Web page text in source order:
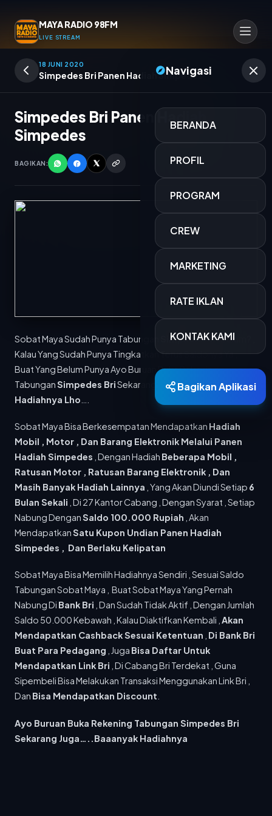
MAYA RADIO 98FM
LIVE STREAM
Navigasi
BERANDA
PROFIL
PROGRAM
CREW
MARKETING
RATE IKLAN
KONTAK KAMI
Bagikan Aplikasi
JOGET MORENA
SANTIKA SARI SUMANTRI
Berita Terkini
15 MAR 2026
Dinas Perhubungan (Dishub) Kota Bandung
menyiapkan 701 personel untuk mengamankan...
15 MAR 2026
Menyambut Idulfitri 1447 Hijriah, PT Dirgantara
15 MAR 2026
dana kompensasi bagi ribuan...
15 MAR 2026
Bandung mencatat...
Tim Dosen dan Mahasiswa Informatika Digitalisasi SMA Medina Bandung melalui Website Profil Sekolah
Dalam upaya mendukung transformasi digital di
sektor pendidikan, tim dari...
18 JUNI 2020
Simpedes Bri Panen Hadiah Simpedes
Simpedes Bri Panen Hadiah
Simpedes
BAGIKAN:
Sobat Maya Sudah Punya Tabungan Simpedes BriBelum? ,
Kalau Yang Sudah Punya Tingkatkan Terus Saldonya Ya ,
Buat Yang Belum Punya Ayo Buruan Buka Rekening
TabunganSimpedes BriSekarang Juga ,Banyak
Hadiahnya Lho
Sobat Maya Bisa Berkesempatan Mendapatkan Hadiah
Mobil , Motor , Dan Barang Elektronik Melalui Panen
Hadiah Simpedes , Dengan Hadiah Beberapa Mobil ,
Ratusan Motor , Ratusan Barang Elektronik , Dan
Masih Banyak Hadiah Lainnya , Yang Akan Diundi Setiap 6
Bulan Sekali , Di 27 Kantor Cabang , Dengan Syarat , Setiap
Nabung DenganSaldo 100.000 Rupiah , Akan
MendapatkanSatu Kupon Undian Panen Hadiah
Simpedes , Dan Berlaku Kelipatan
Sobat Maya Bisa Memilih Hadiahnya Sendiri , Sesuai Saldo
Tabungan Sobat Maya , Buat Sobat Maya Yang Pernah
Nabung Di Bank Bri , Dan Sudah Tidak Aktif , Dengan Jumlah
Saldo 50.000 Kebawah , Kalau Diaktifkan Kembali , Akan
Mendapatkan Cashback Sesuai Ketentuan Di Bank Bri
Buat Para Pedagang , Juga Bisa Daftar Untuk
Mendapatkan Link Bri , Di Cabang Bri Terdekat , Guna
Sipembeli Bisa Melakukan Transaksi Menggunakan Link Bri ,
Dan Bisa Mendapatkan Discount
Ayo Buruan Buka Rekening Tabungan Simpedes Bri
Sekarang Juga…..Baaanyak Hadiahnya